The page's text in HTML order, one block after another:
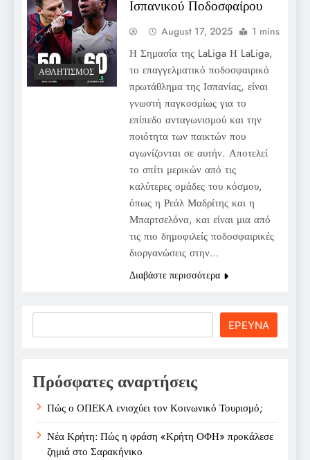
ΑΘΛΗΤΙΣΜΌΣ
Ισπανικού Ποδοσφαίρου
August 17, 2025 1 mins
Η Σημασία της LaLiga Η LaLiga,
το επαγγελματικό ποδοσφαιρικό
πρωτάθλημα της Ισπανίας, είναι
γνωστή παγκοσμίως για το
επίπεδο ανταγωνισμού και την
ποιότητα των παικτών που
αγωνίζονται σε αυτήν. Αποτελεί
το σπίτι μερικών από τις
καλύτερες ομάδες του κόσμου,
όπως η Ρεάλ Μαδρίτης και η
Μπαρτσελόνα, και είναι μια από
τις πιο δημοφιλείς ποδοσφαιρικές
διοργανώσεις στην…
Διαβάστε περισσότερα
ΕΡΕΥΝΑ
Πρόσφατες αναρτήσεις
Πώς ο ΟΠΕΚΑ ενισχύει τον Κοινωνικό Τουρισμό;
Νέα Κρήτη: Πώς η φράση «Κρήτη ΟΦΗ» προκάλεσε
ζημιά στο Σαρακήνικο